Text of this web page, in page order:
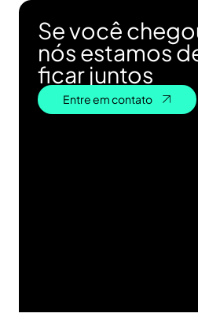
Se você
nós estamos
ficar juntos
Entre em contato
Entre em contato